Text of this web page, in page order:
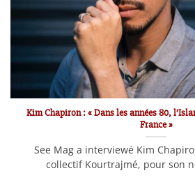
Kim Chapiron : « Dans les années 80,
France »
See Mag a interviewé Kim
collectif Kourtrajmé, pour son